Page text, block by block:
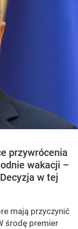
przywrócenia
wakacji –
w tej
mają przyczynić
środę premier